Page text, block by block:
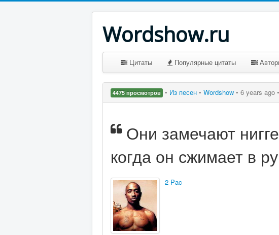
Wordshow.ru
Цитаты Популярные цитаты
4475 просмотров • Из песен • Wordshow • 6 years ago •
Они замечают
когда он сжимает в
2 Pac